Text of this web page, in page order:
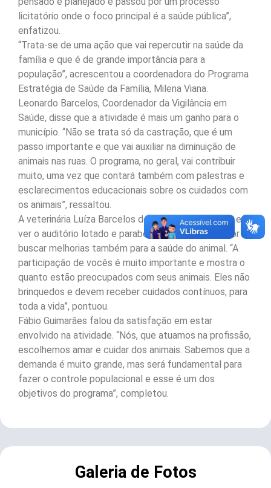
licitatório onde o foco principal é a saúde pública”,
enfatizou.
“Trata-se de uma ação que vai repercutir na saúde da
família e que é de grande importância para a
população”, acrescentou a coordenadora do Programa
Estratégia de Saúde da Família, Milena Viana.
Leonardo Barcelos, Coordenador da Vigilância em
Saúde, disse que a atividade é mais um ganho para o
município. “Não se trata só da castração, que é um
passo importante e que vai auxiliar na diminuição de
animais nas ruas. O programa, no geral, vai contribuir
muito, uma vez que contará também com palestras e
esclarecimentos educacionais sobre os cuidados com
os animais”, ressaltou.
A veterinária Luíza Barcelos destacou a satisfação em
ver o auditório lotado e parabenizou a Prefeitura por
buscar melhorias também para a saúde do animal. “A
participação de vocês é muito importante e mostra o
quanto estão preocupados com seus animais. Eles não
brinquedos e devem receber cuidados contínuos, para
toda a vida”, pontuou.
Fábio Guimarães falou da satisfação em estar
envolvido na atividade. “Nós, que atuamos na profissão,
escolhemos amar e cuidar dos animais. Sabemos que a
demanda é muito grande, mas será fundamental para
fazer o controle populacional e esse é um dos
objetivos do programa”, completou.
Galeria de Fotos